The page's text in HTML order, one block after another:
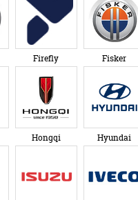
Firefly Fisker
Hongqi Hyundai